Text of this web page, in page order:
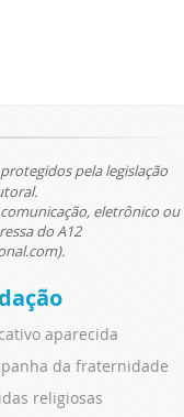
pela legislação
eletrônico ou
do A12
aparecida
da fraternidade
religiosas